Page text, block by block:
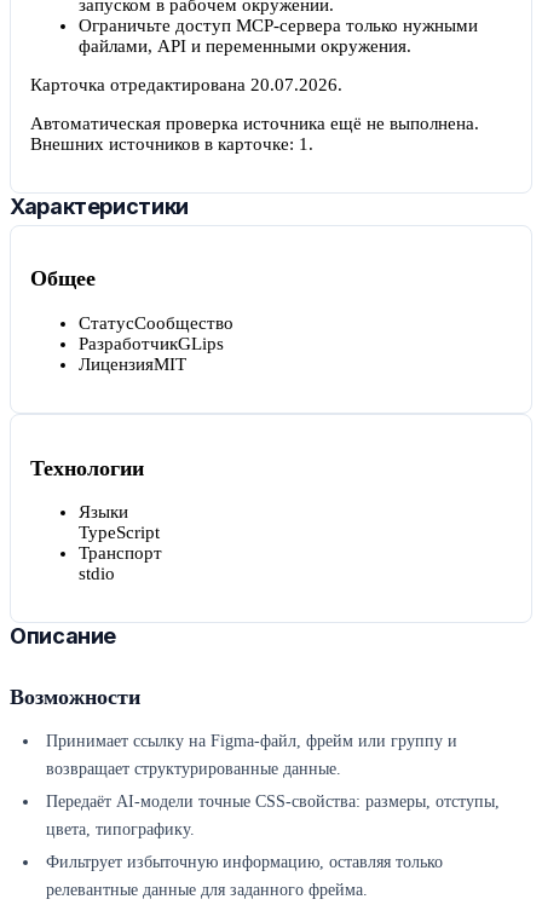
запуском в рабочем окружении.
Ограничьте доступ MCP-сервера только нужными
файлами, API и переменными окружения.
Карточка отредактирована 20.07.2026.
Автоматическая проверка источника ещё не выполнена.
Внешних источников в карточке: 1 .
Характеристики
Общее
СтатусСообщество
РазработчикGLips
ЛицензияMIT
Технологии
Языки
TypeScript
Транспорт
stdio
Описание
Возможности
Принимает ссылку на Figma-файл, фрейм или группу и
возвращает структурированные данные.
Передаёт AI-модели точные CSS-свойства: размеры, отступы,
цвета, типографику.
Фильтрует избыточную информацию, оставляя только
релевантные данные для заданного фрейма.